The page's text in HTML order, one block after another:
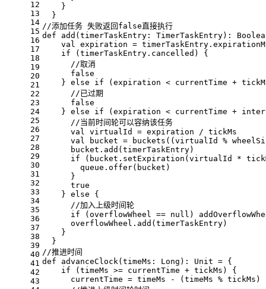
12
13
14
15
16
17
18
19
20
21
22
23
24
25
26
27
28
29
30
31
32
33
34
35
36
37
38
39
40
41
42
43
    }
  }
//添加任务 失败返回false直接执行
def
add (timerTaskEntry: TimerTaskEntry):
val
expiration =
if (timerTaskEntry.cancelled) {
//取消
false
    }
else if (expiration < currentTime +
//已过期
false
    }
else if (expiration < currentTime +
//当前时间轮可以容纳该任务
val
virtualId = expiration / tickMs
val
bucket = buckets((virtualId %
      bucket.add(timerTaskEntry)
if (bucket.setExpiration(virtualId *
        queue.offer(bucket)
      }
true
    }
else {
//加入上级时间轮
if (overflowWheel == null )
      overflowWheel.add(timerTaskEntry)
    }
  }
//推进时间
def
advanceClock (timeMs: Long ): Unit = {
if (timeMs >= currentTime + tickMs) {
      currentTime = timeMs - (timeMs % tickMs)